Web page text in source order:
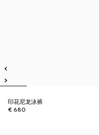
印花尼龙泳裤
€ 680